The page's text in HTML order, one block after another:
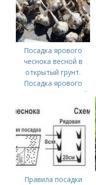
Посадка ярового
чеснока весной в
открытый грунт.
Посадка ярового
чеснока в открытый
Правила посадки